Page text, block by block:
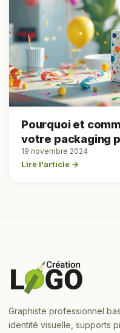
Pourquoi et
votre packaging
19 novembre 2024
Lire l'article →
Graphiste professionnel
identité visuelle, supports